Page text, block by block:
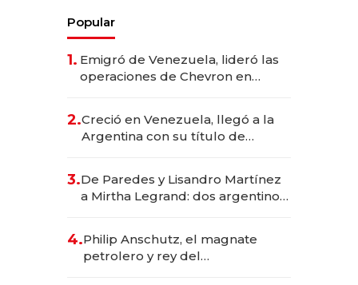
Popular
1. Emigró de Venezuela, lideró las
operaciones de Chevron en
2.Creció en Venezuela, llegó a la
Argentina con su título de
las marcas "fast premium"
3.De Paredes y Lisandro Martínez
a Mirtha Legrand: dos argentinos
4.Philip Anschutz, el magnate
petrolero y rey del